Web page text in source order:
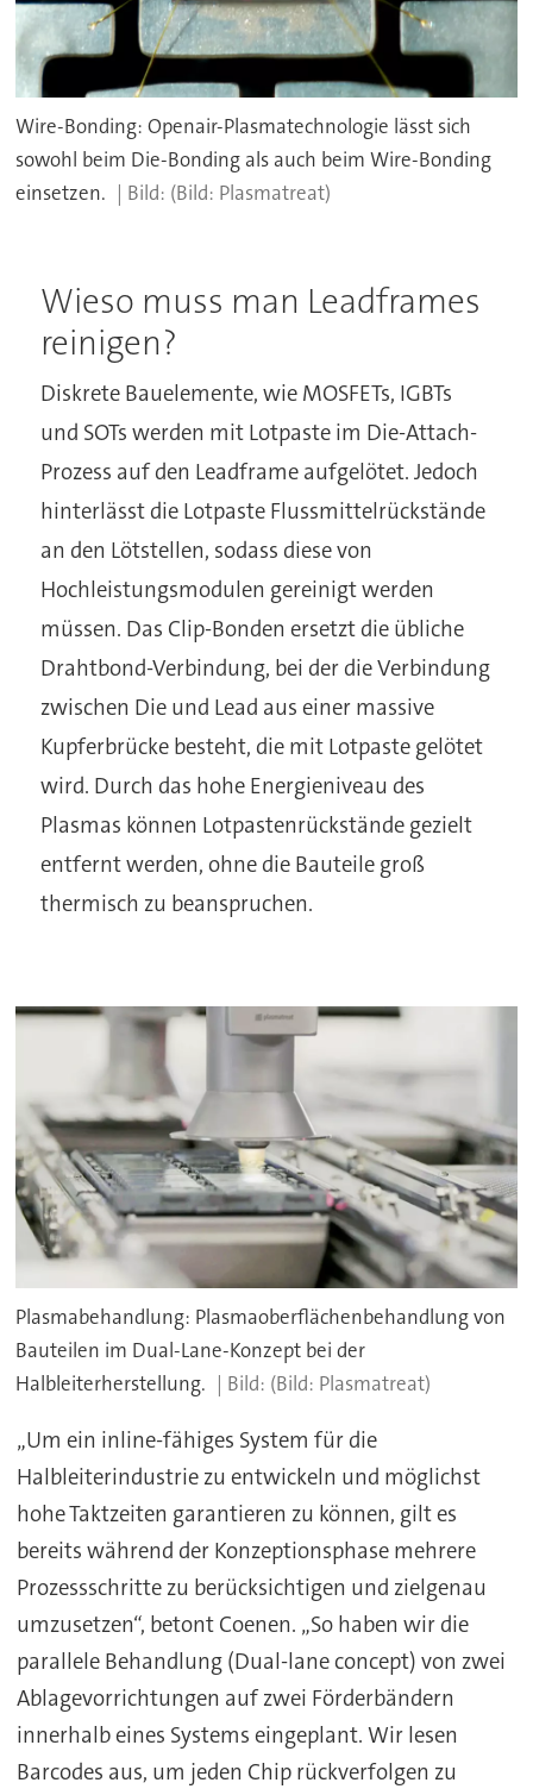
Wire-Bonding: Openair-Plasmatechnologie lässt sich
sowohl beim Die-Bonding als auch beim Wire-Bonding
einsetzen.
(Bild: Plasmatreat)
Wieso muss man Leadframes
reinigen?
Diskrete Bauelemente, wie MOSFETs, IGBTs
und SOTs werden mit Lotpaste im Die-Attach-
Prozess auf den Leadframe aufgelötet. Jedoch
hinterlässt die Lotpaste Flussmittelrückstände
an den Lötstellen, sodass diese von
Hochleistungsmodulen gereinigt werden
müssen. Das Clip-Bonden ersetzt die übliche
Drahtbond-Verbindung, bei der die Verbindung
zwischen Die und Lead aus einer massive
Kupferbrücke besteht, die mit Lotpaste gelötet
wird. Durch das hohe Energieniveau des
Plasmas können Lotpastenrückstände gezielt
entfernt werden, ohne die Bauteile groß
thermisch zu beanspruchen.
Plasmabehandlung: Plasmaoberflächenbehandlung von
Bauteilen im Dual-Lane-Konzept bei der
Halbleiterherstellung.
(Bild: Plasmatreat)
„Um ein inline-fähiges System für die
Halbleiterindustrie zu entwickeln und möglichst
hohe Taktzeiten garantieren zu können, gilt es
bereits während der Konzeptionsphase mehrere
Prozessschritte zu berücksichtigen und zielgenau
umzusetzen“, betont Coenen. „So haben wir die
parallele Behandlung (Dual-lane concept) von zwei
Ablagevorrichtungen auf zwei Förderbändern
innerhalb eines Systems eingeplant. Wir lesen
Barcodes aus, um jeden Chip rückverfolgen zu